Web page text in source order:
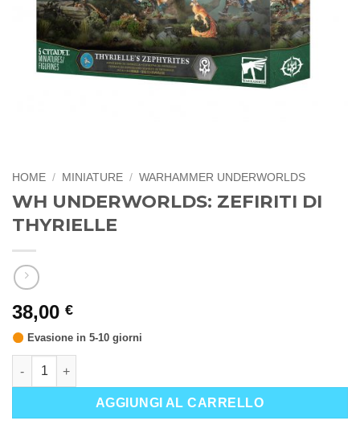
HOME / MINIATURE / WARHAMMER UNDERWORLDS
WH UNDERWORLDS: ZEFIRITI DI
THYRIELLE
38,00 €
Evasione in 5-10 giorni
WH UNDERWORLDS: ZEFIRITI DI THYRIELLE quantità
AGGIUNGI AL CARRELLO